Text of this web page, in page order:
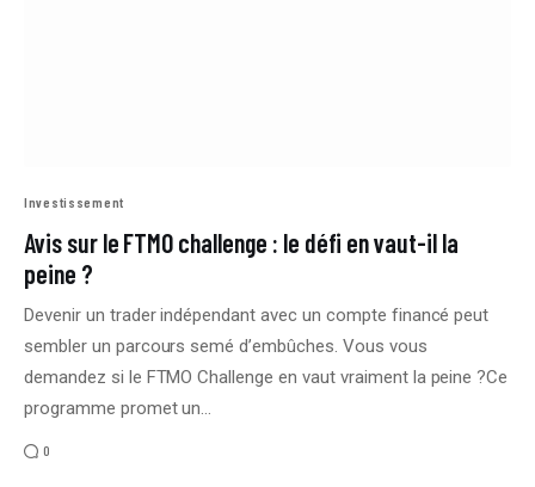
Investissement
Avis sur le FTMO challenge : le défi en vaut-il la
peine ?
Devenir un trader indépendant avec un compte financé peut
sembler un parcours semé d’embûches. Vous vous
demandez si le FTMO Challenge en vaut vraiment la peine ?Ce
programme promet un…
0